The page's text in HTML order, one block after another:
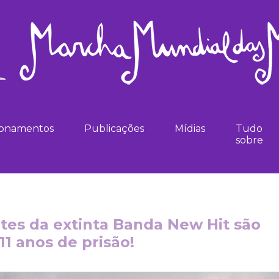
Publicações Mídias
Tudo
sobre
da extinta Banda New Hit são
anos de prisão!